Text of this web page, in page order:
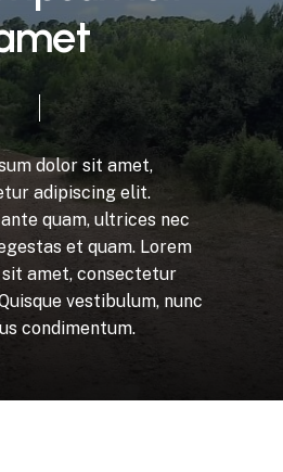
met
dolor sit amet,
adipiscing elit.
ante quam, ultrices nec
et quam. Lorem
sit amet, consectetur
vestibulum, nunc
condimentum.